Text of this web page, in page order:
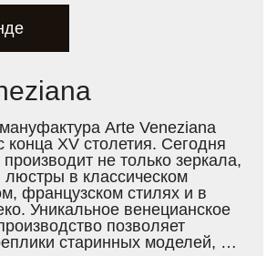
Arte Veneziana
конца XV столетия. Сегодня
не только зеркала,
люстры в классическом
французском стилях и в
Уникальное венецианское
позволяет
старинных моделей, а